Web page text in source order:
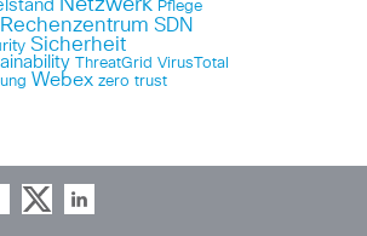
Netzwerk Pflege
Rechenzentrum SDN
Sicherheit
ThreatGrid VirusTotal
Webex zero trust